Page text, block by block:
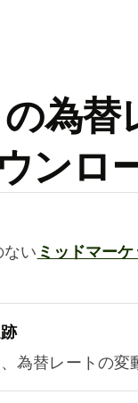
為替
ンロ
い ミッドマー
為替レートの変